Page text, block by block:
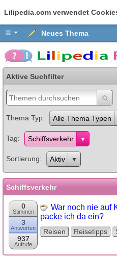
Lilipedia.com verwendet
≡ Neues Thema
Aktive Suchfilter
Thema Typ Alle Thema Typen
Tag Schiffsverkehr
Sortierung Aktiv
Schiffsverkehr
0
Stimmen
3
Antworten
937
Aufrufe
War noch nie auf
packe ich da ein?
Reisen Reisetipps